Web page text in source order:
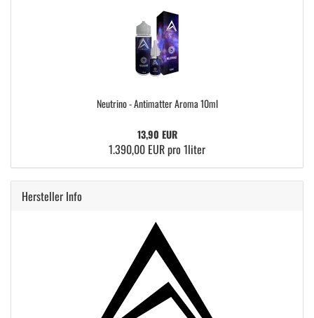
Neutrino - Antimatter Aroma 10ml
13,90 EUR
1.390,00 EUR pro 1liter
Hersteller Info